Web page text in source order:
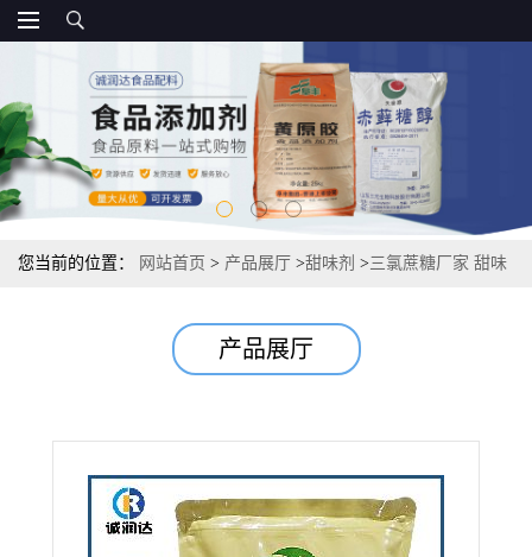
您当前的位置： 网站首页 > 产品展厅 >甜味剂 >三氯蔗糖厂家 甜味
产品展厅